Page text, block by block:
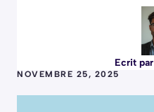
Ecrit par
NOVEMBRE 25, 2025